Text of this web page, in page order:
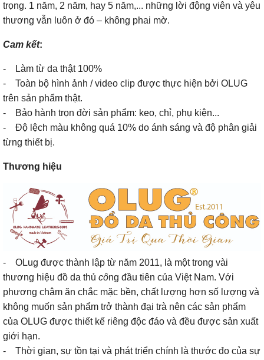
trọng. 1 năm, 2 năm, hay 5 năm,... những lời động viên và yêu
thương vẫn luôn ở đó – không phai mờ.
Cam kết:
- Làm từ da thật 100%
- Toàn bộ hình ảnh / video clip được thực hiện bởi OLUG
trên sản phẩm thật.
- Bảo hành trọn đời sản phẩm: keo, chỉ, phụ kiện...
- Độ lệch màu không quá 10% do ánh sáng và độ phân giải
từng thiết bị.
Thương hiệu
- OLug được thành lập từ năm 2011, là một trong vài
thương hiệu đồ da thủ công đầu tiên của Việt Nam. Với
phương châm ăn chắc mặc bền, chất lượng hơn số lượng và
không muốn sản phẩm trở thành đại trà nên các sản phẩm
của OLUG được thiết kế riêng độc đáo và đều được sản xuất
giới hạn.
- Thời gian, sự tồn tại và phát triển chính là thước đo của sự